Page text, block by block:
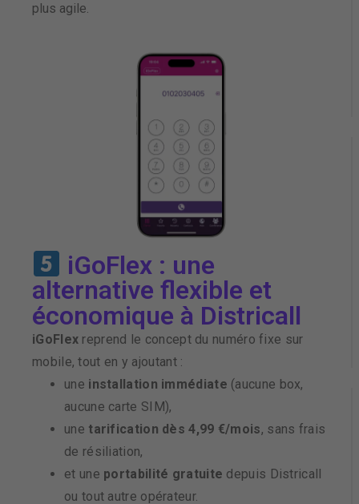
plus agile.
iGoFlex : une
alternative flexible et
économique à Districall
iGoFlex reprend le concept du numéro fixe sur
mobile, tout en y ajoutant :
une installation immédiate (aucune box,
aucune carte SIM),
une tarification dès 4,99 €/mois, sans frais
de résiliation,
et une portabilité gratuite depuis Districall
ou tout autre opérateur.